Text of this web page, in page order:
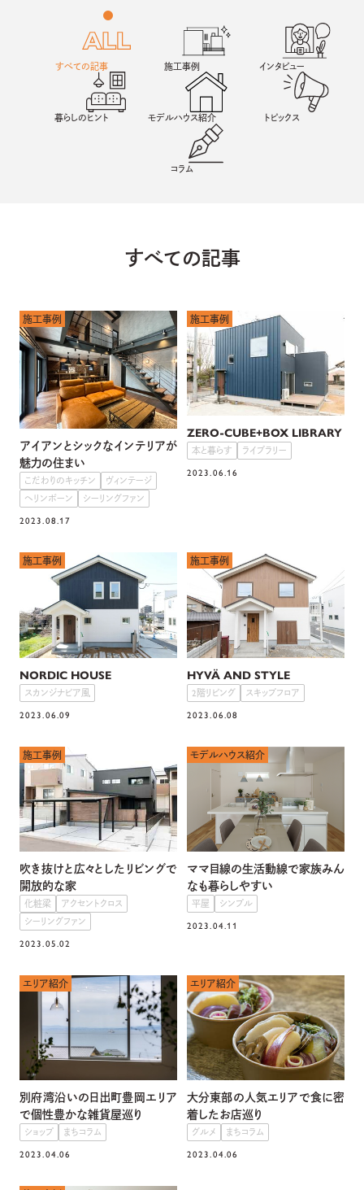
すべての記事 施工事例 インタビュー
暮らしのヒント モデルハウス紹介 トピックス
コラム
すべての記事
施工事例
アイアンとシックなインテリアが
魅力の住まい
こだわりのキッチン
ヴィンテージ
ヘリンボーン
シーリングファン
2023.08.17
施工事例
ZERO-CUBE+BOX LIBRARY
本と暮らす
ライブラリー
2023.06.16
施工事例
NORDIC HOUSE
スカンジナビア風
2023.06.09
施工事例
HYVÄ AND STYLE
2階リビング
スキップフロア
2023.06.08
施工事例
吹き抜けと広々としたリビングで
開放的な家
化粧梁
アクセントクロス
シーリングファン
2023.05.02
モデルハウス紹介
ママ目線の生活動線で家族みん
なも暮らしやすい
平屋
シンプル
2023.04.11
エリア紹介
別府湾沿いの日出町豊岡エリア
で個性豊かな雑貨屋巡り
ショップ
まちコラム
2023.04.06
エリア紹介
大分東部の人気エリアで食に密
着したお店巡り
グルメ
まちコラム
2023.04.06